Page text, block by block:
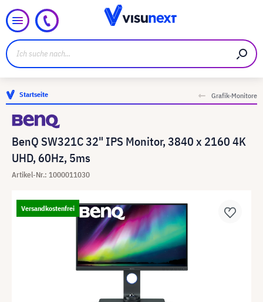
Startseite Grafik-Monitore
BenQ SW321C 32" IPS Monitor, 3840 x 2160 4K
UHD, 60Hz, 5ms
Artikel-Nr.: 1000011030
Versandkostenfrei